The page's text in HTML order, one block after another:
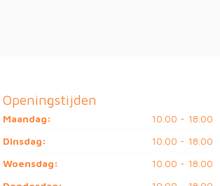
Openingstijden
Maandag:
10.00 - 18.00
Dinsdag:
10.00 - 18.00
Woensdag:
10.00 - 18.00